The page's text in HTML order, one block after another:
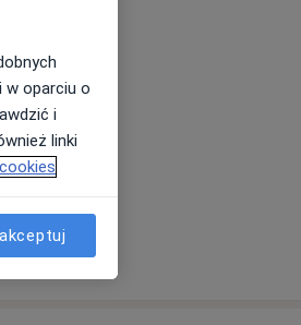
oparciu o
i
linki